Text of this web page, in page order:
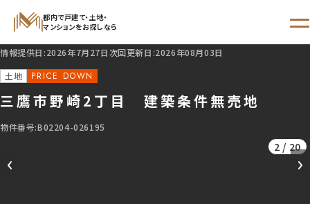
都内で戸建て・土地・
マンションをお探しなら
三鷹市野崎2丁目 建築条件無売地
土地
物件番号:B02204-026195
情報提供日:2026年7月27日 次回更新日:2026年08月03日
2 / 20
STEP 01
STEP 02
でさがす